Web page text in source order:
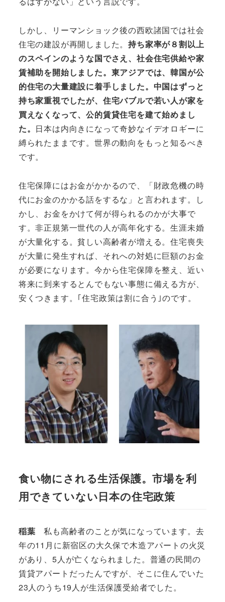
しかし、リーマンショック後の西欧諸国では社会
住宅の建設が再開しました。持ち家率が８割以上
のスペインのような国でさえ、社会住宅供給や家
賃補助を開始しました。東アジアでは、韓国が公
的住宅の大量建設に着手しました。中国はずっと
持ち家重視でしたが、住宅バブルで若い人が家を
買えなくなって、公的賃貸住宅を建て始めまし
た。 日本は内向きになって奇妙なイデオロギーに
縛られたままです。世界の動向をもっと知るべき
です。
住宅保障にはお金がかかるので、「財政危機の時
代にお金のかかる話をするな」と言われます。し
かし、お金をかけて何が得られるのかが大事で
す。非正規第一世代の人が高年化する。生涯未婚
が大量化する。貧しい高齢者が増える。住宅喪失
が大量に発生すれば、それへの対処に巨額のお金
が必要になります。今から住宅保障を整え、近い
将来に到来するとんでもない事態に備える方が、
安くつきます。｢住宅政策は割に合う｣のです。
食い物にされる生活保護。市場を利
用できていない日本の住宅政策
稲葉 私も高齢者のことが気になっています。去
年の11月に新宿区の大久保で木造アパートの火災
があり、5人が亡くなられました。普通の民間の
賃貸アパートだったんですが、そこに住んでいた
23人のうち19人が生活保護受給者でした。